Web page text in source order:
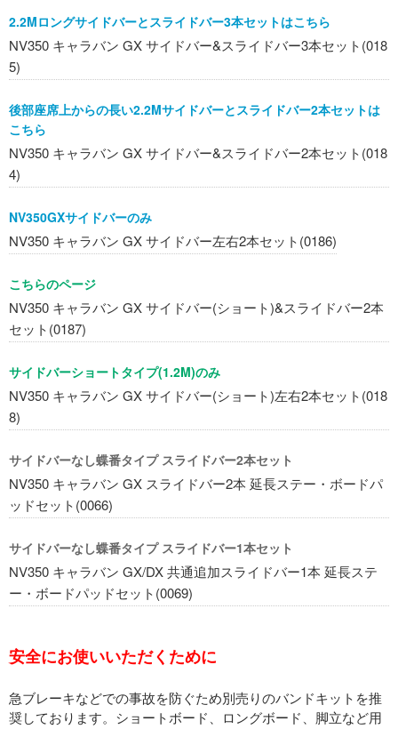
2.2Mロングサイドバーとスライドバー3本セットはこちら
NV350 キャラバン GX サイドバー&スライドバー3本セット(018
5)
後部座席上からの長い2.2Mサイドバーとスライドバー2本セットは
こちら
NV350 キャラバン GX サイドバー&スライドバー2本セット(018
4)
NV350GXサイドバーのみ
NV350 キャラバン GX サイドバー左右2本セット(0186)
こちらのページ
NV350 キャラバン GX サイドバー(ショート)&スライドバー2本
セット(0187)
サイドバーショートタイプ(1.2M)のみ
NV350 キャラバン GX サイドバー(ショート)左右2本セット(018
8)
サイドバーなし蝶番タイプ スライドバー2本セット
NV350 キャラバン GX スライドバー2本 延長ステー・ボードパ
ッドセット(0066)
サイドバーなし蝶番タイプ スライドバー1本セット
NV350 キャラバン GX/DX 共通追加スライドバー1本 延長ステ
ー・ボードパッドセット(0069)
安全にお使いいただくために
急ブレーキなどでの事故を防ぐため別売りのバンドキットを推
奨しております。ショートボード、ロングボード、脚立など用